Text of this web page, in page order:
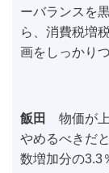
ーバランスを
ら、消費税増
画をしっかり
飯田
物価が上
やめるべきだ
数増加分の3.3